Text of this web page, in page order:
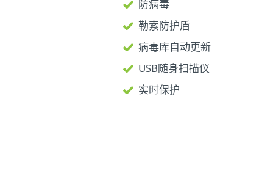
防病毒
勒索防护盾
病毒库自动更新
USB随身扫描仪
实时保护